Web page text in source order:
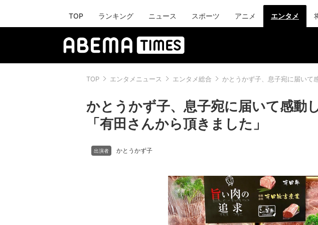
TOP ランキング ニュース スポーツ アニメ エンタメ
TOP エンタメニュース エンタメ総合 かとうかず子、息子宛に届いて
かとうかず子、息子宛に届いて感動
「有田さんから頂きました」
かとうかず子